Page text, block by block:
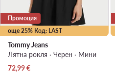
още 25% Код: LAST
Промоция
Tommy Jeans
Лятна рокля · Черен · Мини
Актуална цена
72,99€